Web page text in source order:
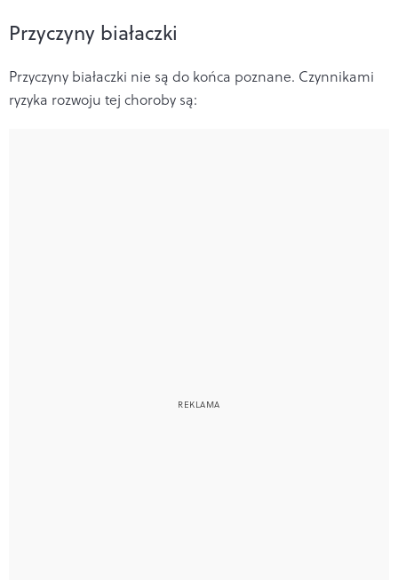
Przyczyny białaczki
Przyczyny białaczki nie są do końca poznane. Czynnikami
ryzyka rozwoju tej choroby są: